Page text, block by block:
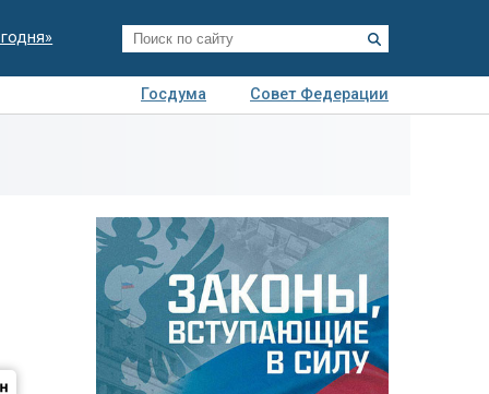
Госдума
Совет Федерации